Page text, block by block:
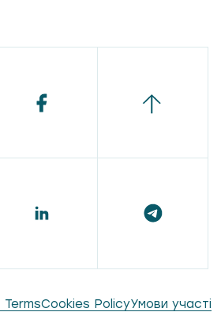
TermsCookies PolicyУмови участі